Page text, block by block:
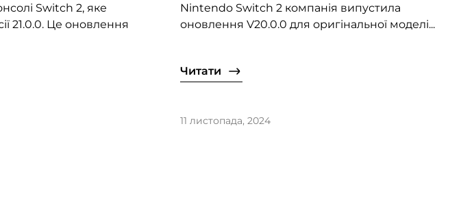
Switch 2, яке
21.0.0. Це оновлення
Nintendo Switch 2 компанія випустила
оновлення V20.0.0 для оригінальної моделі...
Читати
11 листопада, 2024